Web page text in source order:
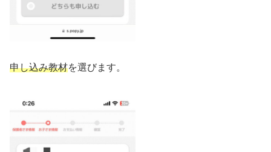
申し込み教材を選びます。